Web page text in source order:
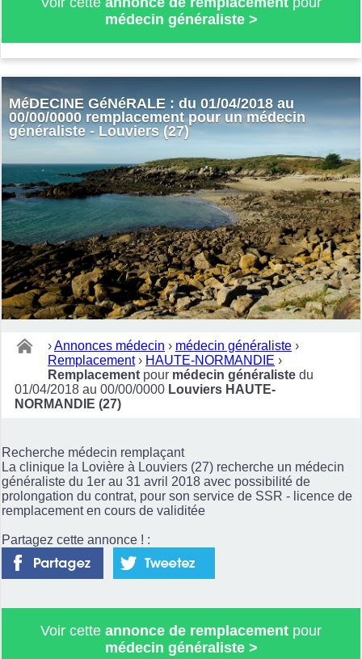
médecin généraliste>
MéDECINE GéNéRALE : du 01/04/2018 au
00/00/0000 remplacement pour un médecin
généraliste - Louviers (27)
›Annonces médecin › médecin généraliste ›
Remplacement › HAUTE-NORMANDIE ›
Remplacement pour médecin généraliste du
01/04/2018 au 00/00/0000 Louviers HAUTE-
NORMANDIE (27)
Recherche médecin remplaçant
La clinique la Lovière à Louviers (27) recherche un médecin
généraliste du 1er au 31 avril 2018 avec possibilité de
prolongation du contrat, pour son service de SSR - licence de
remplacement en cours de validitée
Partagez cette annonce ! :
Voir cette annonce de remplacement pour
médecin généraliste>